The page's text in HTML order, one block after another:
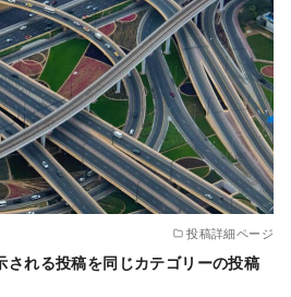
投稿詳細ページ
される投稿を同じカテゴリーの投稿